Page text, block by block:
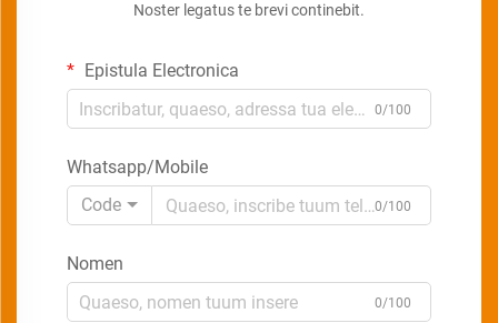
Noster legatus te brevi continebit.
Epistula Electronica
0/100
Whatsapp/Mobile
Code
0/100
Nomen
0/100